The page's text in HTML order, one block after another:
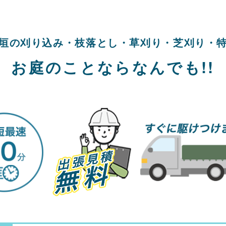
の刈り込み・枝落とし・草刈り・ 芝刈り・
お庭のことならなんでも!!